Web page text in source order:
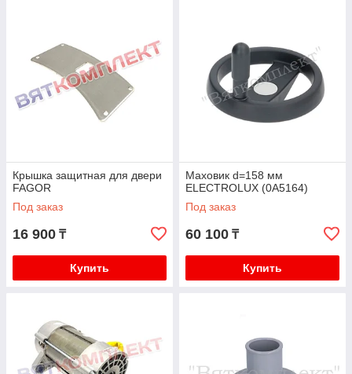
Крышка защитная для двери
FAGOR
Под заказ
16 900 ₸
Купить
Маховик d=158 мм
ELECTROLUX (0A5164)
Под заказ
60 100 ₸
Купить